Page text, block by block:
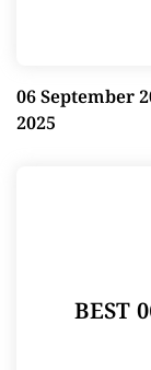
06 September
2025
BEST